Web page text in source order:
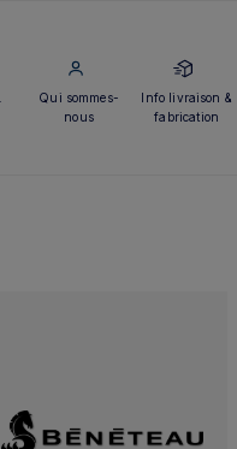
Qui sommes-
nous
Info livraison &
fabrication